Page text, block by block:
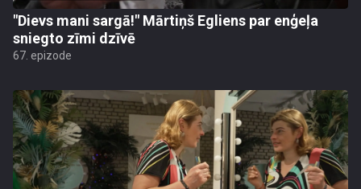
"Dievs mani sargā!" Mārtiņš Egliens par enģeļa
sniegto zīmi dzīvē
67. epizode